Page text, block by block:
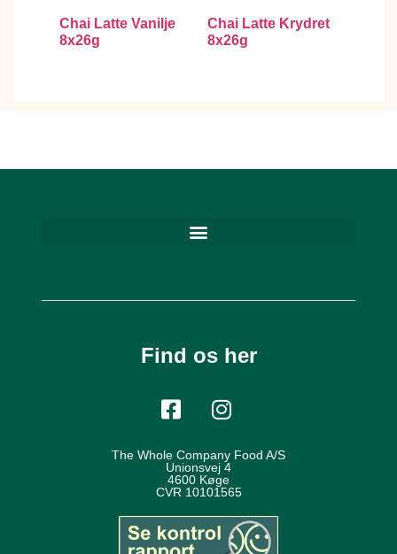
Chai Latte Vanilje
8x26g
Chai Latte Krydret
8x26g
Find os her
The Whole Company Food A/S
Unionsvej 4
4600 Køge
CVR 10101565